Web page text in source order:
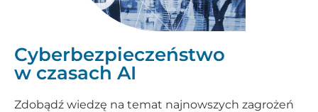
Cyberbezpieczeństwo
w czasach AI
Zdobądź wiedzę na temat najnowszych zagrożeń